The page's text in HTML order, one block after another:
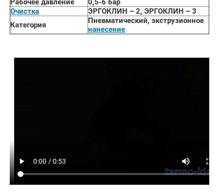
Рабочее давление
0,5-6 бар
Очистка
ЭРГОКЛИН – 2, ЭРГОКЛИН – 3
Категория
Пневматический, экструзионное
нанесение